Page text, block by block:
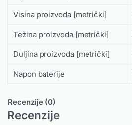
Visina proizvoda [metrički]
Težina proizvoda [metrički]
Duljina proizvoda [metrički]
Napon baterije
Recenzije (0)
Recenzije